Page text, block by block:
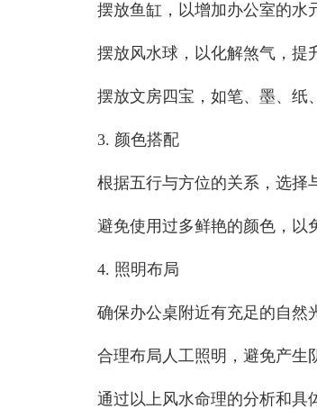
摆放鱼缸，以增加办公室的水
摆放风水球，以化解煞气，提
摆放文房四宝，如笔、墨、纸
3. 颜色搭配
根据五行与方位的关系，选择
避免使用过多鲜艳的颜色，以
4. 照明布局
确保办公桌附近有充足的自然
合理布局人工照明，避免产生
通过以上风水命理的分析和具